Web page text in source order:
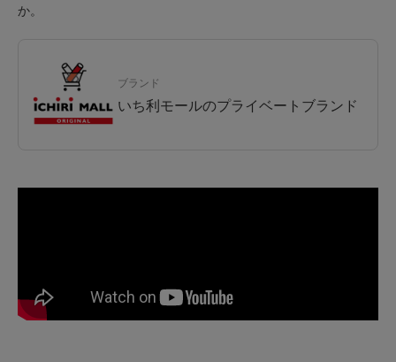
か。
ブランド
いち利モールのプライベートブランド